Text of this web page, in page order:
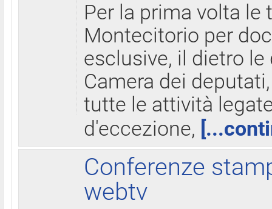
Per la prima volta le
Montecitorio per
esclusive, il dietro
Camera dei
tutte le attività
d'eccezione,
Conferenze
webtv